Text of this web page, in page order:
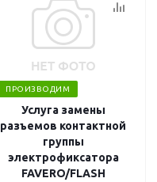
ПРОИЗВОДИМ
Услуга замены
разъемов контактной
группы
электрофиксатора
FAVERO/FLASH